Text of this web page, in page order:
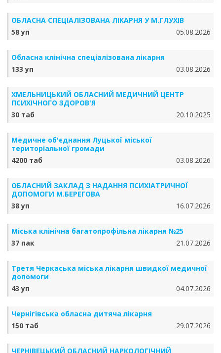
ОБЛАСНА СПЕЦІАЛІЗОВАНА ЛІКАРНЯ У М.ГЛУХІВ
58 уп
05.08.2026
Обласна клінічна спеціалізована лікарня
133 уп
03.08.2026
ХМЕЛЬНИЦЬКИЙ ОБЛАСНИЙ МЕДИЧНИЙ ЦЕНТР
ПСИХІЧНОГО ЗДОРОВ'Я
30 таб
20.10.2025
Медичне об'єднання Луцької міської
територіальної громади
4200 таб
03.08.2026
ОБЛАСНИЙ ЗАКЛАД З НАДАННЯ ПСИХІАТРИЧНОЇ
ДОПОМОГИ М.БЕРЕГОВА
38 уп
16.07.2026
Міська клінічна багатопрофільна лікарня №25
37 пак
21.07.2026
Третя Черкаська міська лікарня швидкої медичної
допомоги
43 уп
04.07.2026
Чернігівська обласна дитяча лікарня
150 таб
29.07.2026
ЧЕРНІВЕЦЬКИЙ ОБЛАСНИЙ НАРКОЛОГІЧНИЙ